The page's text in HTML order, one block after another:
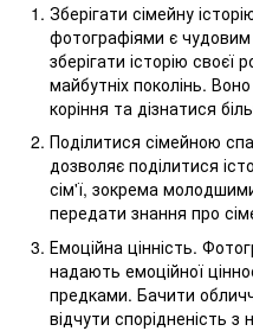
Зберігати сімейну
фотографіями є чудовим
зберігати історію
майбутніх поколінь.
коріння та дізнатися
Поділитися сімейною
дозволяє поділитися
сім'ї, зокрема
передати знання про
Емоційна цінність.
надають емоційної
предками. Бачити
відчути спорідненість з